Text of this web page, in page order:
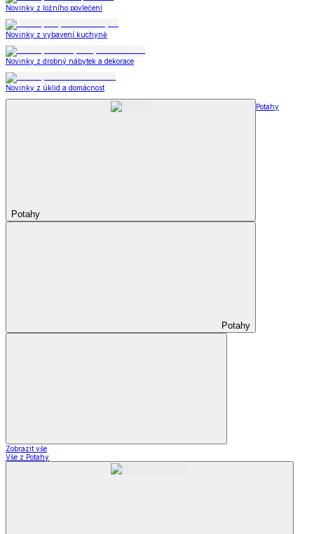
Novinky z ložního povlečení
Novinky z vybavení kuchyně
Novinky z drobný nábytek a dekorace
Novinky z úklid a domácnost
Potahy
Potahy
Potahy
Zobrazit vše
Vše z Potahy